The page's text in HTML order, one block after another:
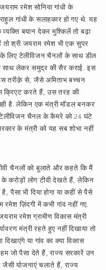
रमेश सोनिया गांधी के
गांधी के सलाहकार हो गए थे. यह
बयान देकर मुश्किलें तो बढ़ा
श्री जयराम रमेश भी एक सुपर
के लिए टेलीविजन चैनलों के साथ डील
साथ लेकर समुद्र की सैर कराई. इस
उस तरीक़े से, जैसे अमिताभ बच्चन
करते हैं, उस तरह की
है. लेकिन एक मंत्री मॉडल बनकर
टेलीविजन चैनल के कैमरे को 24 घंटे
के मंत्री को यह सब शोभा नहीं
चैनलों को बुलाते और कहते कि मैं
करोड़ों लोग टीवी देखते हैं, लेकिन
पैसा भी दिया होगा या कहीं से पैसे
रमेश ज़िंदगी में कभी गांव नहीं गए.
रमेश ग्रामीण विकास मंत्री
मंत्री रहते हुए नहीं दिखाया तो
दिखाएंगे या गांव का क्या विकास
जो पैसा देते हैं, राज्य सरकारें उन
योजनाएं चलाते हैं, राज्य